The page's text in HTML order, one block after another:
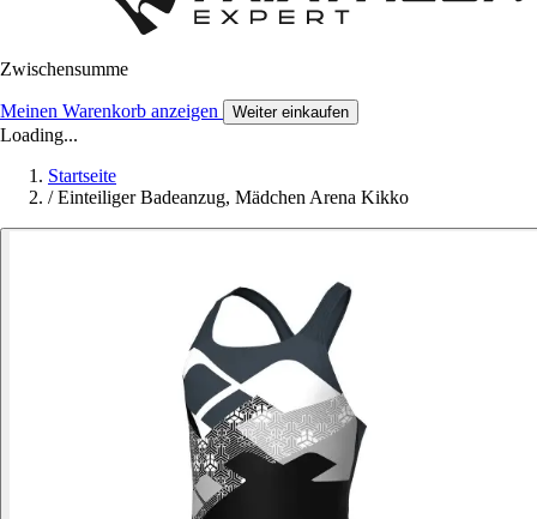
Zwischensumme
Meinen Warenkorb anzeigen Weiter einkaufen
Loading...
Startseite
/ Einteiliger Badeanzug, Mädchen Arena Kikko